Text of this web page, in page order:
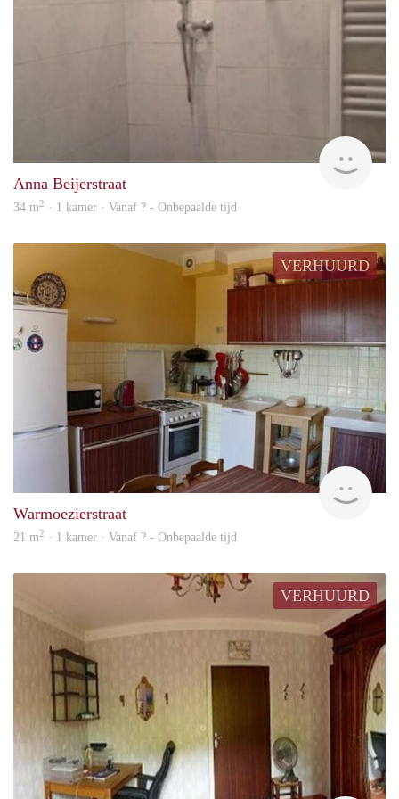
Anna Beijerstraat
34 m2 · 1 kamer · Vanaf ? - Onbepaalde tijd
VERHUURD
Warmoezierstraat
21 m2 · 1 kamer · Vanaf ? - Onbepaalde tijd
VERHUURD